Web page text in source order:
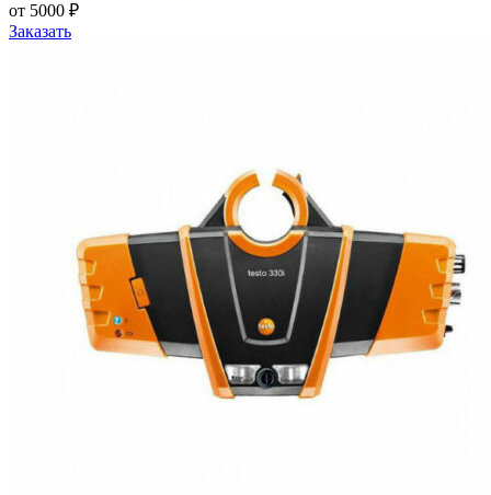
от 5000 ₽
Заказать